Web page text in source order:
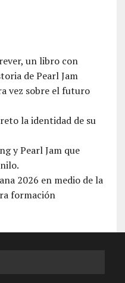
un libro con
de Pearl Jam
vez sobre el futuro
la identidad de su
y Pearl Jam que
2026 en medio de la
formación